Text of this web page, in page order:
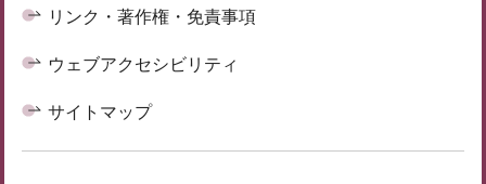
リンク・著作権・免責事項
ウェブアクセシビリティ
サイトマップ